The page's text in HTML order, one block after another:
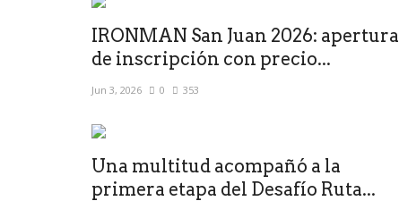
IRONMAN San Juan 2026: apertura
de inscripción con precio...
Jun 3, 2026 0 353
Una multitud acompañó a la
primera etapa del Desafío Ruta...